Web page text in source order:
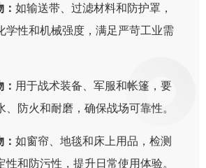
：如输送带、过滤材料和防护罩，
学性和机械强度，满足严苛工业需
用于战术装备、军服和帐篷，要
、防火和耐磨，确保战场可靠性。
：如窗帘、地毯和床上用品，检测
性和防污性，提升日常使用体验。